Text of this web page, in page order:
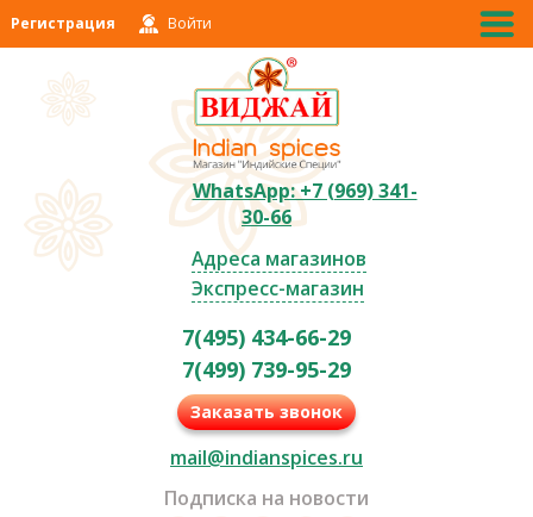
Регистрация Войти
WhatsApp: +7 (969) 341-
30-66
Адреса магазинов
Экспресс-магазин
7(495) 434-66-29
7(499) 739-95-29
Заказать звонок
mail@indianspices.ru
Подписка на новости